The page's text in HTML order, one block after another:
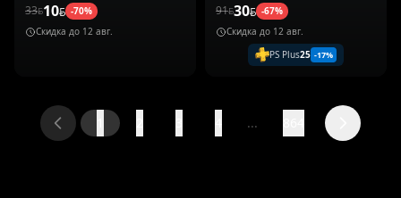
33 10 -70%
Скидка до 12 авг.
91 30 -67%
Скидка до 12 авг.
PS Plus25 -17%
...